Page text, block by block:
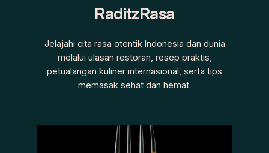
RaditzRasa
Jelajahi cita rasa otentik Indonesia dan dunia
melalui ulasan restoran, resep praktis,
petualangan kuliner internasional, serta tips
memasak sehat dan hemat.